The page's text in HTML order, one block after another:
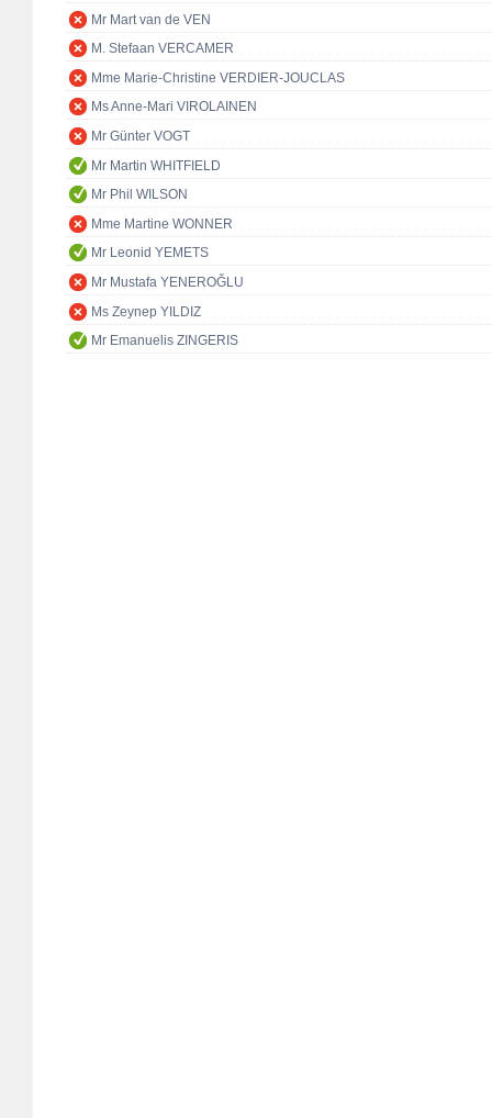
Mr Mart van de VEN
M. Stefaan VERCAMER
Mme Marie-Christine VERDIER-JOUCLAS
Ms Anne-Mari VIROLAINEN
Mr Günter VOGT
Mr Martin WHITFIELD
Mr Phil WILSON
Mme Martine WONNER
Mr Leonid YEMETS
Mr Mustafa YENEROĞLU
Ms Zeynep YILDIZ
Mr Emanuelis ZINGERIS